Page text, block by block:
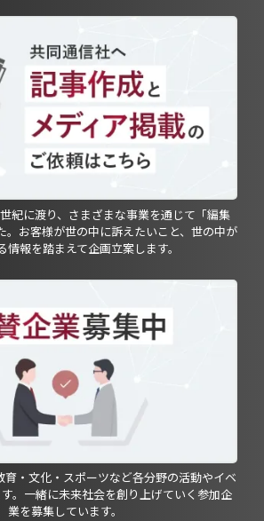
紀に渡り、さまざまな事業を通じて「編集
。お客様が世の中に訴えたいこと、世の中が
情報を踏まえて企画立案します。
育・文化・スポーツなど各分野の活動やイベ
。一緒に未来社会を創り上げていく参加企
業を募集しています。